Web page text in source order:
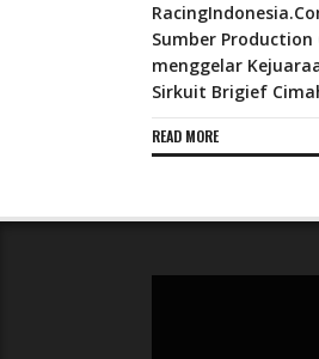
Sumber
menggelar
Sirkuit Brigief
READ MORE